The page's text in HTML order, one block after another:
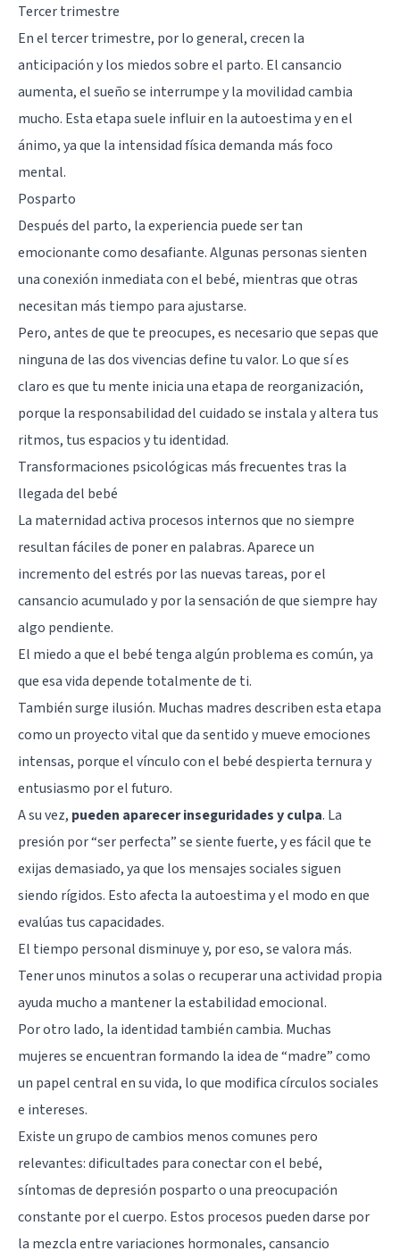
Tercer trimestre
En el tercer trimestre, por lo general, crecen la
anticipación y los miedos sobre el parto. El cansancio
aumenta, el sueño se interrumpe y la movilidad cambia
mucho. Esta etapa suele influir en la autoestima y en el
ánimo, ya que la intensidad física demanda más foco
mental.
Posparto
Después del parto, la experiencia puede ser tan
emocionante como desafiante. Algunas personas sienten
una conexión inmediata con el bebé, mientras que otras
necesitan más tiempo para ajustarse.
Pero, antes de que te preocupes, es necesario que sepas que
ninguna de las dos vivencias define tu valor. Lo que sí es
claro es que tu mente inicia una etapa de reorganización,
porque la responsabilidad del cuidado se instala y altera tus
ritmos, tus espacios y tu identidad.
Transformaciones psicológicas más frecuentes tras la
llegada del bebé
La maternidad activa procesos internos que no siempre
resultan fáciles de poner en palabras. Aparece un
incremento del estrés por las nuevas tareas, por el
cansancio acumulado y por la sensación de que siempre hay
algo pendiente.
El miedo a que el bebé tenga algún problema es común, ya
que esa vida depende totalmente de ti.
También surge ilusión. Muchas madres describen esta etapa
como un proyecto vital que da sentido y mueve emociones
intensas, porque el vínculo con el bebé despierta ternura y
entusiasmo por el futuro.
A su vez, pueden aparecer inseguridades y culpa. La
presión por “ser perfecta” se siente fuerte, y es fácil que te
exijas demasiado, ya que los mensajes sociales siguen
siendo rígidos. Esto afecta la autoestima y el modo en que
evalúas tus capacidades.
El tiempo personal disminuye y, por eso, se valora más.
Tener unos minutos a solas o recuperar una actividad propia
ayuda mucho a mantener la estabilidad emocional.
Por otro lado, la identidad también cambia. Muchas
mujeres se encuentran formando la idea de “madre” como
un papel central en su vida, lo que modifica círculos sociales
e intereses.
Existe un grupo de cambios menos comunes pero
relevantes: dificultades para conectar con el bebé,
síntomas de depresión posparto o una preocupación
constante por el cuerpo. Estos procesos pueden darse por
la mezcla entre variaciones hormonales, cansancio